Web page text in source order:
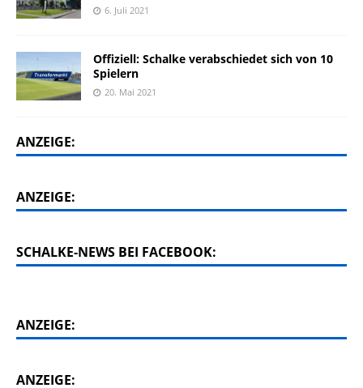
6. Juli 2021
Offiziell: Schalke verabschiedet sich von 10
Spielern
20. Mai 2021
ANZEIGE:
ANZEIGE:
SCHALKE-NEWS BEI FACEBOOK:
ANZEIGE:
ANZEIGE: